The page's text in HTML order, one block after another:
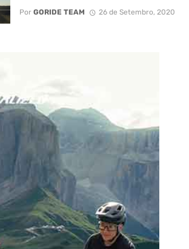
Por GORIDE TEAM 26 de Setembro, 2020